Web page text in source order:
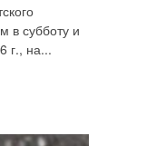
в субботу и
г., на...